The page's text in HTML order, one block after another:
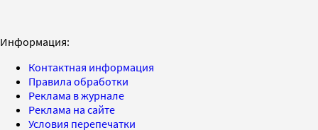
Информация:
Контактная информация
Правила обработки
Реклама в журнале
Реклама на сайте
Условия перепечатки